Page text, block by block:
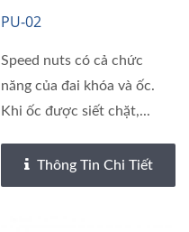
PU-02
Speed nuts có cả chức
năng của đai khóa và ốc.
Khi ốc được siết chặt,...
Thông Tin Chi Tiết